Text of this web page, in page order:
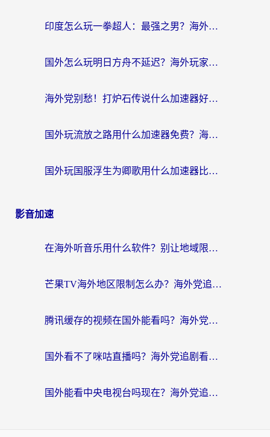
印度怎么玩一拳超人：最强之男？海外党国服游戏加速避坑指南
国外怎么玩明日方舟不延迟？海外玩家国服游戏加速终极指南（附DNF梦幻诛仙解决方案）
海外党别愁！打炉石传说什么加速器好用？3个实用技巧解决国服游戏卡顿
国外玩流放之路用什么加速器免费？海外党亲测有效的国服游戏加速指南
国外玩国服浮生为卿歌用什么加速器比较好？海外党亲测不踩坑指南
影音加速
在海外听音乐用什么软件？别让地域限制断了你的华语歌单
芒果TV海外地区限制怎么办？海外党追剧看片的实用加速器选择指南
腾讯缓存的视频在国外能看吗？海外党追剧看片的终极解决方案
国外看不了咪咕直播吗？海外党追剧看片的加速器选择指南
国外能看中央电视台吗现在？海外党追剧看央视的实用指南